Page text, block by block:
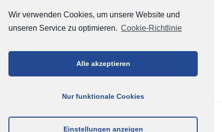
Weiterlesen…
Digitalisierung,ENTEGA,HEAG mobilo
Geschäftsbericht
HEAG HOLDING AG - BETEILIGUNGSMANAGEMENT DER
Wir verwenden Cookies, um unsere Website und
unseren Service zu optimieren. Cookie-Richtlinie
Alle akzeptieren
Nur funktionale Cookies
Einstellungen anzeigen